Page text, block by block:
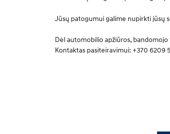
Jūsų patogumui galime nupirkti jūsų
Dėl automobilio apžiūros, bandomojo
Kontaktas pasiteiravimui: +370 6209